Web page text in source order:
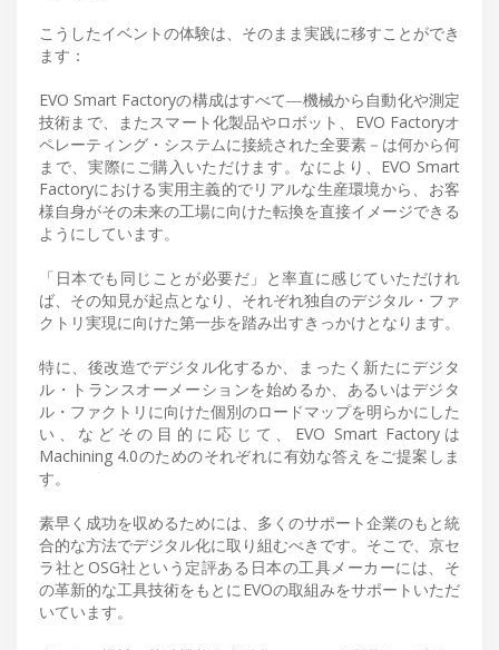
こうしたイベントの体験は、そのまま実践に移すことができ
ます：
EVO Smart Factoryの構成はすべて―機械から自動化や測定
技術まで、またスマート化製品やロボット、EVO Factoryオ
ペレーティング・システムに接続された全要素－は何から何
まで、実際にご購入いただけます。なにより、EVO Smart
Factoryにおける実用主義的でリアルな生産環境から、お客
様自身がその未来の工場に向けた転換を直接イメージできる
ようにしています。
「日本でも同じことが必要だ」と率直に感じていただけれ
ば、その知見が起点となり、それぞれ独自のデジタル・ファ
クトリ実現に向けた第一歩を踏み出すきっかけとなります。
特に、後改造でデジタル化するか、まったく新たにデジタ
ル・トランスオーメーションを始めるか、あるいはデジタ
ル・ファクトリに向けた個別のロードマップを明らかにした
い、などその目的に応じて、EVO Smart Factoryは
Machining 4.0のためのそれぞれに有効な答えをご提案しま
す。
素早く成功を収めるためには、多くのサポート企業のもと統
合的な方法でデジタル化に取り組むべきです。そこで、京セ
ラ社とOSG社という定評ある日本の工具メーカーには、そ
の革新的な工具技術をもとにEVOの取組みをサポートいただ
いています。